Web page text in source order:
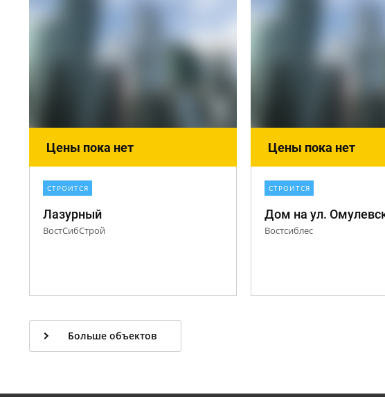
Цены пока нет
СТРОИТСЯ
Лазурный
ВостСибСтрой
Цены пока нет
СТРОИТСЯ
Дом на ул.
Востсиблес
Больше объектов